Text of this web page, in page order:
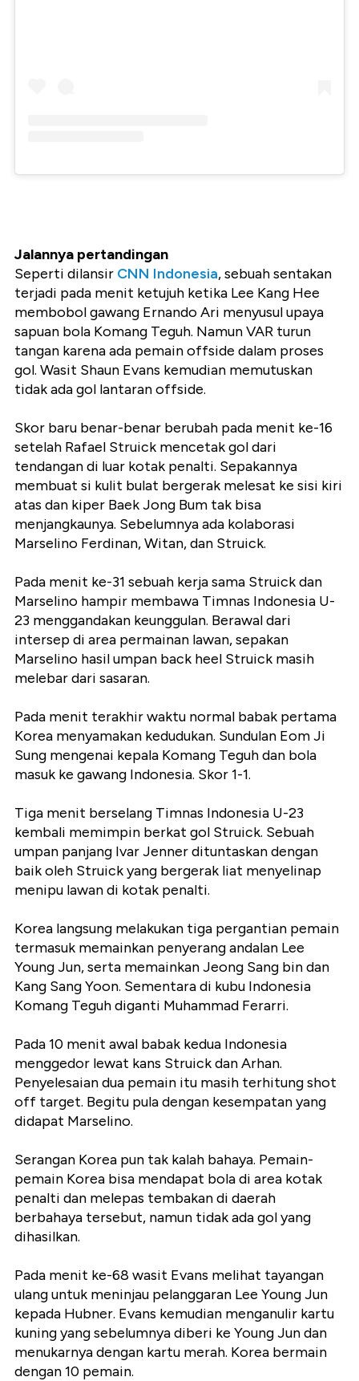
Jalannya pertandingan
Seperti dilansir CNN Indonesia, sebuah sentakan
terjadi pada menit ketujuh ketika Lee Kang Hee
membobol gawang Ernando Ari menyusul upaya
sapuan bola Komang Teguh. Namun VAR turun
tangan karena ada pemain offside dalam proses
gol. Wasit Shaun Evans kemudian memutuskan
tidak ada gol lantaran offside.
Skor baru benar-benar berubah pada menit ke-16
setelah Rafael Struick mencetak gol dari
tendangan di luar kotak penalti. Sepakannya
membuat si kulit bulat bergerak melesat ke sisi kiri
atas dan kiper Baek Jong Bum tak bisa
menjangkaunya. Sebelumnya ada kolaborasi
Marselino Ferdinan, Witan, dan Struick.
Pada menit ke-31 sebuah kerja sama Struick dan
Marselino hampir membawa Timnas Indonesia U-
23 menggandakan keunggulan. Berawal dari
intersep di area permainan lawan, sepakan
Marselino hasil umpan back heel Struick masih
melebar dari sasaran.
Pada menit terakhir waktu normal babak pertama
Korea menyamakan kedudukan. Sundulan Eom Ji
Sung mengenai kepala Komang Teguh dan bola
masuk ke gawang Indonesia. Skor 1-1.
Tiga menit berselang Timnas Indonesia U-23
kembali memimpin berkat gol Struick. Sebuah
umpan panjang Ivar Jenner dituntaskan dengan
baik oleh Struick yang bergerak liat menyelinap
menipu lawan di kotak penalti.
Korea langsung melakukan tiga pergantian pemain
termasuk memainkan penyerang andalan Lee
Young Jun, serta memainkan Jeong Sang bin dan
Kang Sang Yoon. Sementara di kubu Indonesia
Komang Teguh diganti Muhammad Ferarri.
Pada 10 menit awal babak kedua Indonesia
menggedor lewat kans Struick dan Arhan.
Penyelesaian dua pemain itu masih terhitung shot
off target. Begitu pula dengan kesempatan yang
didapat Marselino.
Serangan Korea pun tak kalah bahaya. Pemain-
pemain Korea bisa mendapat bola di area kotak
penalti dan melepas tembakan di daerah
berbahaya tersebut, namun tidak ada gol yang
dihasilkan.
Pada menit ke-68 wasit Evans melihat tayangan
ulang untuk meninjau pelanggaran Lee Young Jun
kepada Hubner. Evans kemudian menganulir kartu
kuning yang sebelumnya diberi ke Young Jun dan
menukarnya dengan kartu merah. Korea bermain
dengan 10 pemain.